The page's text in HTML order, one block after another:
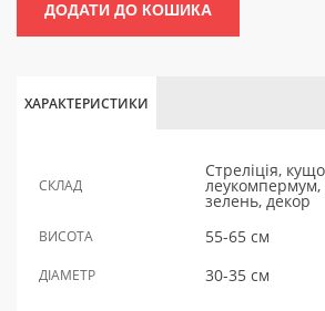
ДОДАТИ ДО КОШИКА
ХАРАКТЕРИСТИКИ
СКЛАД
Стреліція,
леукомпермум,
зелень, декор
ВИСОТА 55-65 см
ДІАМЕТР 30-35 см